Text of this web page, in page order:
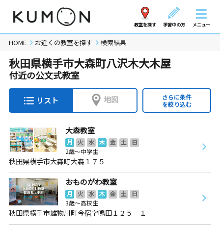
教室を探す 学習中の方 メニュー
HOME お近くの教室を探す 検索結果
秋田県横手市大森町八沢木大木屋
付近の公文式教室
リスト 地図
さらに条件
を絞り込む
大森教室
月 火 水 木 金 土
日
2歳～中学生
秋田県横手市大森町大森１７５
おものがわ教室
月 火 水 木 金 土
日
3歳～高校生
秋田県横手市雄物川町今宿字鳴田１２５－１